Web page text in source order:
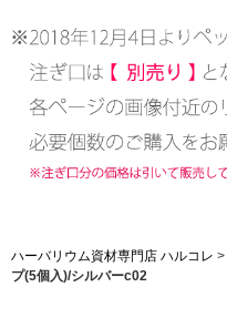
ハーバリウム資材専門店 ハルコレ >
プ(5個入)/シルバーc02